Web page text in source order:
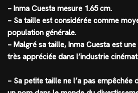
– Inma Cuesta mesure 1.65 cm.
– Sa taille est considérée comme
population générale.
– Malgré sa taille, Inma Cuesta est
très appréciée dans l’industrie
– Sa petite taille ne l’a pas empêchée